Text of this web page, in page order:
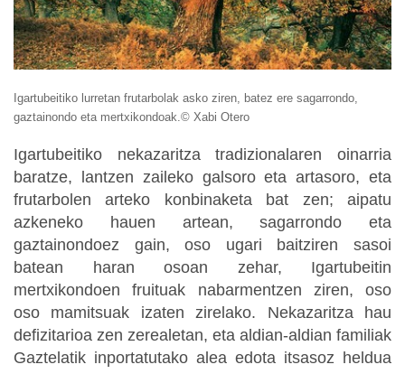
Igartubeitiko lurretan frutarbolak asko ziren, batez ere sagarrondo,
gaztainondo eta mertxikondoak.© Xabi Otero
Igartubeitiko nekazaritza tradizionalaren oinarria
baratze, lantzen zaileko galsoro eta artasoro, eta
frutarbolen arteko konbinaketa bat zen; aipatu
azkeneko hauen artean, sagarrondo eta
gaztainondoez gain, oso ugari baitziren sasoi
batean haran osoan zehar, Igartubeitin
mertxikondoen fruituak nabarmentzen ziren, oso
oso mamitsuak izaten zirelako. Nekazaritza hau
defizitarioa zen zerealetan, eta aldian-aldian familiak
Gaztelatik inportatutako alea edota itsasoz heldua